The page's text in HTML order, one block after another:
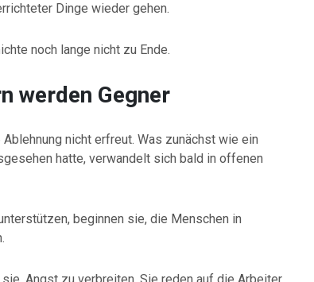
Dinge wieder gehen.
noch lange nicht zu Ende.
werden Gegner
nicht erfreut. Was zunächst wie ein
hatte, verwandelt sich bald in offenen
beginnen sie, die Menschen in